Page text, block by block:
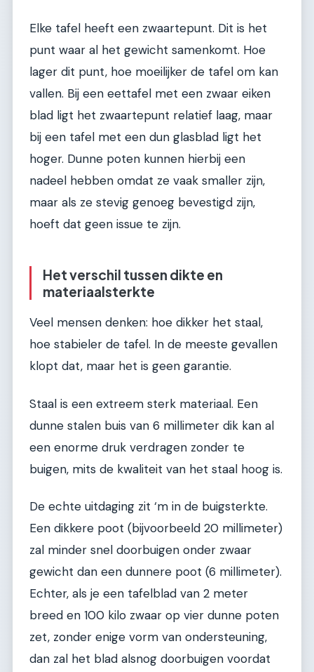
Elke tafel heeft een zwaartepunt. Dit is het
punt waar al het gewicht samenkomt. Hoe
lager dit punt, hoe moeilijker de tafel om kan
vallen. Bij een eettafel met een zwaar eiken
blad ligt het zwaartepunt relatief laag, maar
bij een tafel met een dun glasblad ligt het
hoger. Dunne poten kunnen hierbij een
nadeel hebben omdat ze vaak smaller zijn,
maar als ze stevig genoeg bevestigd zijn,
hoeft dat geen issue te zijn.
Het verschil tussen dikte en
materiaalsterkte
Veel mensen denken: hoe dikker het staal,
hoe stabieler de tafel. In de meeste gevallen
klopt dat, maar het is geen garantie.
Staal is een extreem sterk materiaal. Een
dunne stalen buis van 6 millimeter dik kan al
een enorme druk verdragen zonder te
buigen, mits de kwaliteit van het staal hoog is.
De echte uitdaging zit ‘m in de buigsterkte.
Een dikkere poot (bijvoorbeeld 20 millimeter)
zal minder snel doorbuigen onder zwaar
gewicht dan een dunnere poot (6 millimeter).
Echter, als je een tafelblad van 2 meter
breed en 100 kilo zwaar op vier dunne poten
zet, zonder enige vorm van ondersteuning,
dan zal het blad alsnog doorbuigen voordat